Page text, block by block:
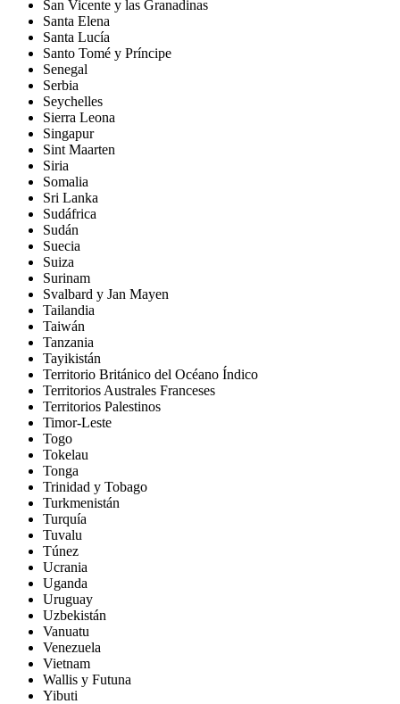
San Vicente y las Granadinas
Santa Elena
Santa Lucía
Santo Tomé y Príncipe
Senegal
Serbia
Seychelles
Sierra Leona
Singapur
Sint Maarten
Siria
Somalia
Sri Lanka
Sudáfrica
Sudán
Suecia
Suiza
Surinam
Svalbard y Jan Mayen
Tailandia
Taiwán
Tanzania
Tayikistán
Territorio Británico del Océano Índico
Territorios Australes Franceses
Territorios Palestinos
Timor-Leste
Togo
Tokelau
Tonga
Trinidad y Tobago
Turkmenistán
Turquía
Tuvalu
Túnez
Ucrania
Uganda
Uruguay
Uzbekistán
Vanuatu
Venezuela
Vietnam
Wallis y Futuna
Yibuti